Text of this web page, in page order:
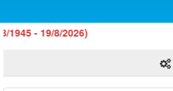
- 19/8/2026)